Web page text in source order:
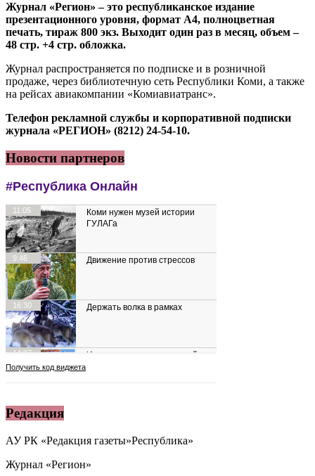
Журнал «Регион» – это республиканское издание
презентационного уровня, формат А4, полноцветная
печать, тираж 800 экз. Выходит один раз в месяц, объем –
48 стр. +4 стр. обложка.
Журнал распространяется по подписке и в розничной
продаже, через библиотечную сеть Республики Коми, а также
на рейсах авиакомпании «Комиавиатранс».
Телефон рекламной службы и корпоративной подписки
журнала «РЕГИОН» (8212) 24-54-10.
Новости партнеров
Редакция
АУ РК «Редакция газеты»Республика»
Журнал «Регион»